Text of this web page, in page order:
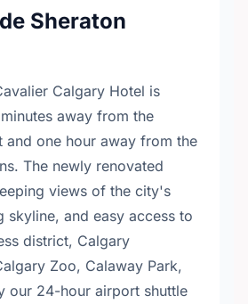
Sheraton
Calgary Hotel is
away from the
and one hour away from the
The newly renovated
views of the city's
skyline, and easy access to
district, Calgary
Zoo, Calaway Park,
our 24-hour airport shuttle